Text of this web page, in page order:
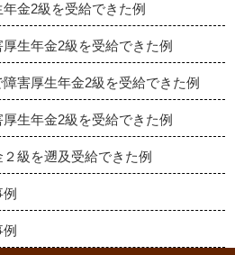
金2級を受給できた例
生年金2級を受給できた例
害厚生年金2級を受給できた例
生年金2級を受給できた例
級を遡及受給できた例